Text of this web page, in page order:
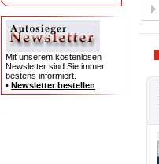
Mit unserem kostenlosen
Newsletter sind Sie immer
bestens informiert.
• Newsletter bestellen